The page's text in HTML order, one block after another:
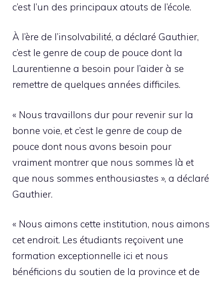
c’est l’un des principaux atouts de l’école.
À l’ère de l’insolvabilité, a déclaré Gauthier,
c’est le genre de coup de pouce dont la
Laurentienne a besoin pour l’aider à se
remettre de quelques années difficiles.
« Nous travaillons dur pour revenir sur la
bonne voie, et c’est le genre de coup de
pouce dont nous avons besoin pour
vraiment montrer que nous sommes là et
que nous sommes enthousiastes », a déclaré
Gauthier.
« Nous aimons cette institution, nous aimons
cet endroit. Les étudiants reçoivent une
formation exceptionnelle ici et nous
bénéficions du soutien de la province et de